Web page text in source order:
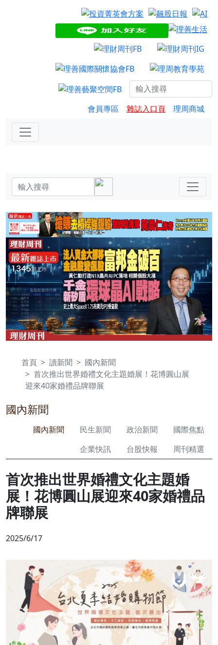
會員專區 雜誌入口頁 理周商城
首頁 讀新聞
國內新聞
首次推出世界婚禮文化主題婚展！花博圓山展
迎來40家婚禮品牌聯展
國內新聞
國內新聞 民生新聞 政治新聞
國際焦點
企業快訊
台股快報 周刊精選
首次推出世界婚禮文化主題婚
展！花博圓山展迎來40家婚禮品
牌聯展
2025/6/17